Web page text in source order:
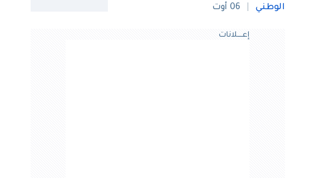
الوطني 06 أوت
إعــــلانات